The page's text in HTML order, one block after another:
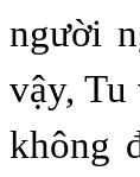
người
vậy,
không